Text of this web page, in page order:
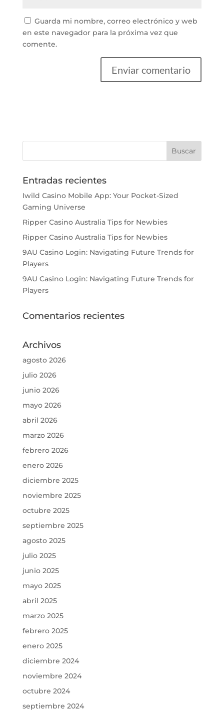
Guarda mi nombre, correo electrónico y web
en este navegador para la próxima vez que
comente.
Entradas recientes
Iwild Casino Mobile App: Your Pocket-Sized
Gaming Universe
Ripper Casino Australia Tips for Newbies
Ripper Casino Australia Tips for Newbies
9AU Casino Login: Navigating Future Trends for
Players
9AU Casino Login: Navigating Future Trends for
Players
Comentarios recientes
Archivos
agosto 2026
julio 2026
junio 2026
mayo 2026
abril 2026
marzo 2026
febrero 2026
enero 2026
diciembre 2025
noviembre 2025
octubre 2025
septiembre 2025
agosto 2025
julio 2025
junio 2025
mayo 2025
abril 2025
marzo 2025
febrero 2025
enero 2025
diciembre 2024
noviembre 2024
octubre 2024
septiembre 2024